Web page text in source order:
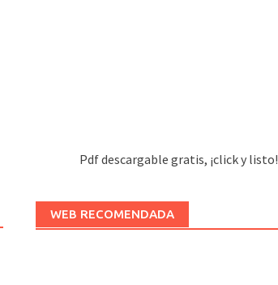
Pdf descargable gratis, ¡click y listo!
WEB RECOMENDADA